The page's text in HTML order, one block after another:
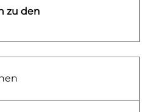
zu den